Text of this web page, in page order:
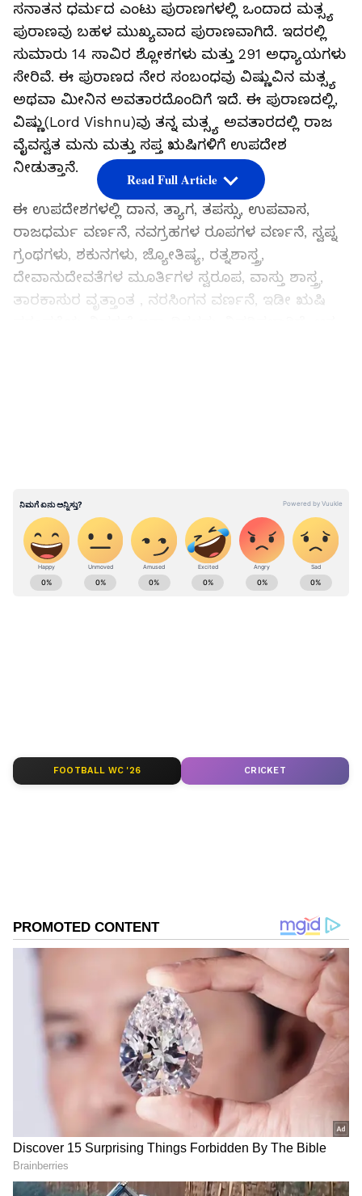
ಸನಾತನ ಧರ್ಮದ ಎಂಟು ಪುರಾಣಗಳಲ್ಲಿ ಒಂದಾದ ಮತ್ಸ್ಯ
ಪುರಾಣವು ಬಹಳ ಮುಖ್ಯವಾದ ಪುರಾಣವಾಗಿದೆ. ಇದರಲ್ಲಿ
ಸುಮಾರು 14 ಸಾವಿರ ಶ್ಲೋಕಗಳು ಮತ್ತು 291 ಅಧ್ಯಾಯಗಳು
ಸೇರಿವೆ. ಈ ಪುರಾಣದ ನೇರ ಸಂಬಂಧವು ವಿಷ್ಣುವಿನ ಮತ್ಸ್ಯ
ಅಥವಾ ಮೀನಿನ ಅವತಾರದೊಂದಿಗೆ ಇದೆ. ಈ ಪುರಾಣದಲ್ಲಿ,
ವಿಷ್ಣು(Lord Vishnu)ವು ತನ್ನ ಮತ್ಸ್ಯ ಅವತಾರದಲ್ಲಿ ರಾಜ
ವೈವಸ್ವತ ಮನು ಮತ್ತು ಸಪ್ತ ಋಷಿಗಳಿಗೆ ಉಪದೇಶ
ನೀಡುತ್ತಾನೆ.
ಈ ಉಪದೇಶಗಳಲ್ಲಿ ದಾನ, ತ್ಯಾಗ, ತಪಸ್ಸು, ಉಪವಾಸ,
ರಾಜಧರ್ಮ ವರ್ಣನೆ, ನವಗ್ರಹಗಳ ರೂಪಗಳ ವರ್ಣನೆ, ಸ್ವಪ್ನ
ಗ್ರಂಥಗಳು, ಶಕುನಗಳು, ಜ್ಯೋತಿಷ್ಯ, ರತ್ನಶಾಸ್ತ್ರ,
ದೇವಾನುದೇವತೆಗಳ ಮೂರ್ತಿಗಳ ಸ್ವರೂಪ, ವಾಸ್ತು ಶಾಸ್ತ್ರ,
ತಾರಕಾಸುರ ವೃತ್ತಾಂತ , ನರಸಿಂಗನ ವರ್ಣನೆ, ಇಡೀ ಋಷಿ
ಅಲ್ಲದೆ, ಏಳು ಕುದುರೆಗಳು ಮತ್ತು ಏಳು ಹಗ್ಗಗಳಿಂದ
ಜೋಡಿಸಲಾದ ಬೃಹತ್ ರಥದ ಮೇಲೆ ಅವನನ್ನು
ಏರಿಸಲಾಗುತ್ತದೆ.
Read Full Article
ABOUT THE AUTHOR
DOWNLOAD APP
RECOMMENDED STORIES
FOOTBALL WC '26 CRICKET